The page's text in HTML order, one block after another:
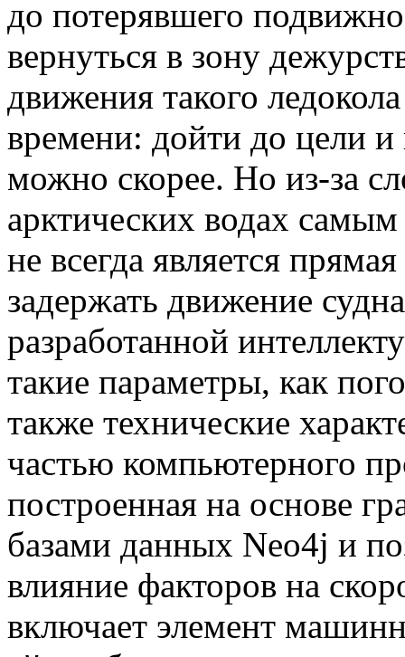
до потерявшего
вернуться в зону
движения такого
времени: дойти до цели и
можно скорее. Но из-за
арктических водах
не всегда является
задержать движение
разработанной
такие параметры, как
также технические
частью компьютерного
построенная на основе
базами данных Neo4j и
влияние факторов на
включает элемент